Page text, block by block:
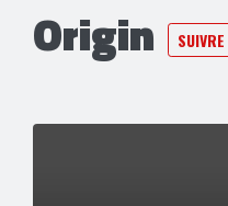
Origin SUIVRE